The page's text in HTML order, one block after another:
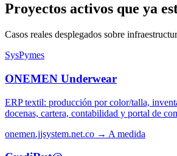
Proyectos activos que ya
Casos reales desplegados sobre
SysPymes
ONEMEN Underwear
ERP textil: producción por color/talla,
docenas, cartera, contabilidad y portal de
onemen.jjsystem.net.co → A medida